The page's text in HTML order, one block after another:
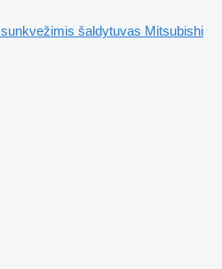
sunkvežimis šaldytuvas Mitsubishi